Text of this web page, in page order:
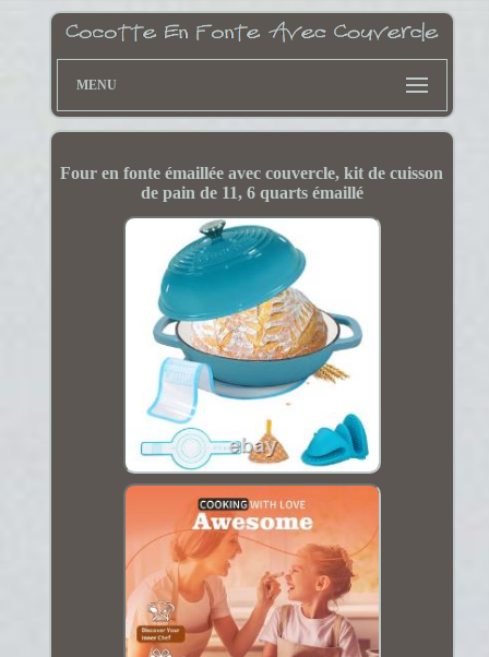
MENU
Four en fonte émaillée avec couvercle, kit de cuisson
de pain de 11, 6 quarts émaillé